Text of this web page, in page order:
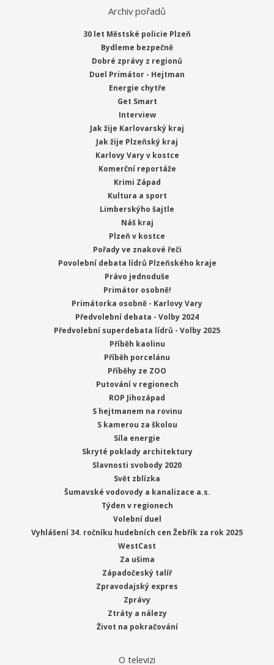
Archiv pořadů
30 let Městské policie Plzeň
Bydleme bezpečně
Dobré zprávy z regionů
Duel Primátor - Hejtman
Energie chytře
Get Smart
Interview
Jak žije Karlovarský kraj
Jak žije Plzeňský kraj
Karlovy Vary v kostce
Komerční reportáže
Krimi Západ
Kultura a sport
Limberskýho šajtle
Náš kraj
Plzeň v kostce
Pořady ve znakové řeči
Povolební debata lídrů Plzeňského kraje
Právo jednoduše
Primátor osobně!
Primátorka osobně - Karlovy Vary
Předvolební debata - Volby 2024
Předvolební superdebata lídrů - Volby 2025
Příběh kaolinu
Příběh porcelánu
Příběhy ze ZOO
Putování v regionech
ROP Jihozápad
S hejtmanem na rovinu
S kamerou za školou
Síla energie
Skryté poklady architektury
Slavnosti svobody 2020
Svět zblízka
Šumavské vodovody a kanalizace a.s.
Týden v regionech
Volební duel
Vyhlášení 34. ročníku hudebních cen Žebřík za rok 2025
WestCast
Za ušima
Západočeský talíř
Zpravodajský expres
Zprávy
Ztráty a nálezy
Život na pokračování
O televizi